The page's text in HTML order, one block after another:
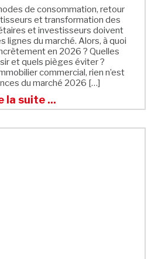
de consommation, retour
et transformation des
et investisseurs doivent
lignes du marché. Alors, à quoi
en 2026 ? Quelles
et quels pièges éviter ?
commercial, rien n’est
du marché 2026 […]
la suite ...